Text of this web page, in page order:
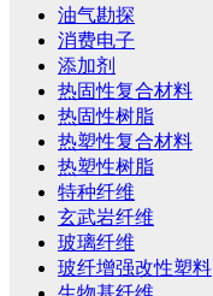
油气勘探
消费电子
添加剂
热固性复合材料
热固性树脂
热塑性复合材料
热塑性树脂
特种纤维
玄武岩纤维
玻璃纤维
玻纤增强改性塑料